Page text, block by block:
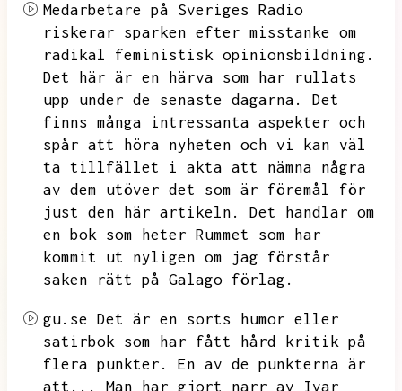
Medarbetare på Sveriges Radio
riskerar sparken efter misstanke om
radikal feministisk opinionsbildning.
Det här är en härva som har rullats
upp under de senaste dagarna.
Det
finns många intressanta aspekter och
spår att höra nyheten och vi kan väl
ta tillfället i akta att nämna några
av dem utöver det som är föremål för
just den här artikeln.
Det handlar om
en bok som heter Rummet som har
kommit ut nyligen om jag förstår
saken rätt på Galago förlag.
gu.se Det är en sorts humor eller
satirbok som har fått hård kritik på
flera punkter.
En av de punkterna är
att...
Man har gjort narr av Ivar